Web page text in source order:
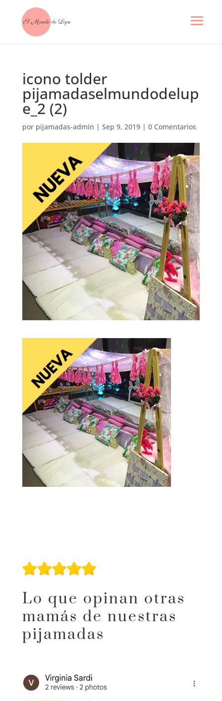
icono tolder
pijamadaselmundodelup
e_2 (2)
por pijamadas-admin | Sep 9, 2019| 0 Comentarios
Lo que opinan otras
mamás de nuestras
pijamadas